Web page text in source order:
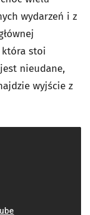
wydarzeń i z
stoi
nieudane,
wyjście z